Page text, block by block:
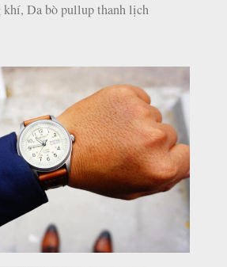
khí, Da bò pullup thanh lịch